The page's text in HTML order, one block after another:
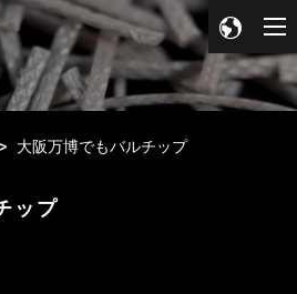
大阪万博でもバルチップ
ップ